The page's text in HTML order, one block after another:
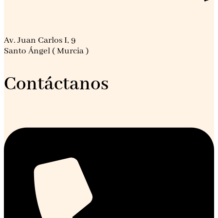
Av. Juan Carlos I, 9
Santo Ángel ( Murcia )
Contáctanos